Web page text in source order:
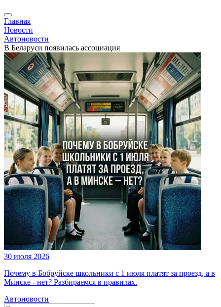
Главная
Новости
Автоновости
В Беларуси появилась ассоциация
30 июля 2026
Почему в Бобруйске школьники с 1 июля платят за проезд, а в
Минске - нет? Разбираемся в правилах.
Автоновости